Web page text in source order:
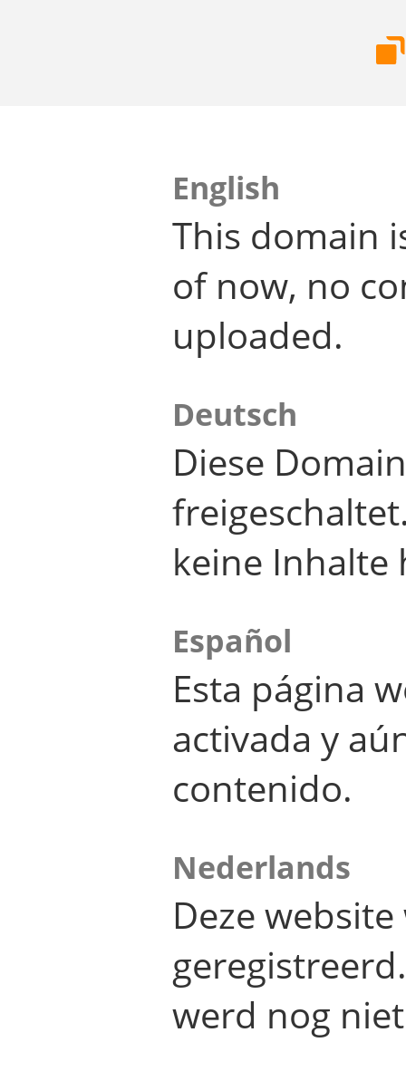
English
This domain
of now, no
uploaded.
Deutsch
Diese
keine Inhalte
Español
Esta página
activada y
contenido.
Nederlands
Deze
werd nog